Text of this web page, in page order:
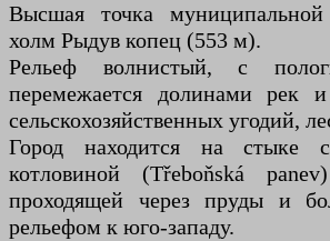
Высшая точка
холм Рыдув копец (553 м).
Рельеф волнистый, с
перемежается долинами рек
сельскохозяйственных угодий,
Город находится на стыке
котловиной (Třeboňská
проходящей через пруды и
рельефом к юго-западу.